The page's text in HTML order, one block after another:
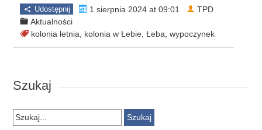
Udostępnij
1 sierpnia 2024 at 09:01
Aktualności
kolonia letnia, kolonia w Łebie,Łeba,wypoczynek
TPD
Szukaj
Szukaj: